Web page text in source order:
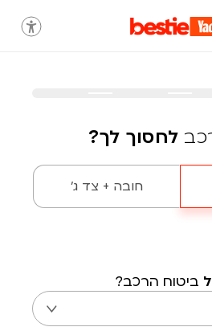
לחסוך לך?
חובה + צד ג'
ביטוח הרכב?